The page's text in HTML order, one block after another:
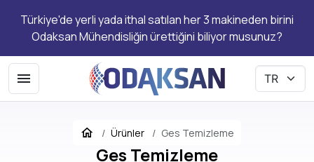
Türkiye'de yerli yada ithal satılan her 3 makineden birini
Odaksan Mühendisliğin ürettiğini biliyor musunuz?
Ürünler Ges Temizleme
Ges Temizleme